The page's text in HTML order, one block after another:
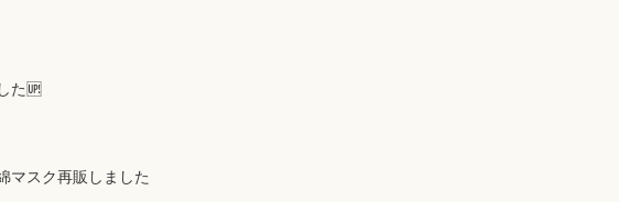
た🆙
スク再販しました